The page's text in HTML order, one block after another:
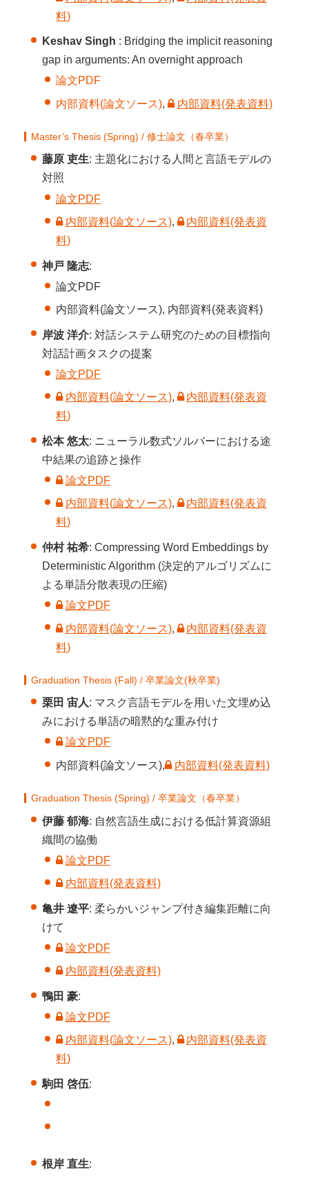
料)
Keshav Singh : Bridging the implicit reasoning
gap in arguments: An overnight approach
論文PDF
内部資料(論文ソース), 内部資料(発表資料)
Master’s Thesis (Spring) / 修士論文（春卒業）
藤原 吏生: 主題化における人間と言語モデルの
対照
論文PDF
内部資料(論文ソース),
内部資料(発表資
料)
神戸 隆志:
論文PDF
内部資料(論文ソース), 内部資料(発表資料)
岸波 洋介: 対話システム研究のための目標指向
対話計画タスクの提案
論文PDF
内部資料(論文ソース),
内部資料(発表資
料)
松本 悠太: ニューラル数式ソルバーにおける途
中結果の追跡と操作
論文PDF
内部資料(論文ソース),
内部資料(発表資
料)
仲村 祐希: Compressing Word Embeddings by
Deterministic Algorithm (決定的アルゴリズムに
よる単語分散表現の圧縮)
論文PDF
内部資料(論文ソース),
内部資料(発表資
料)
Graduation Thesis (Fall) / 卒業論文(秋卒業)
栗田 宙人: マスク言語モデルを用いた文埋め込
みにおける単語の暗黙的な重み付け
論文PDF
内部資料(論文ソース),
内部資料(発表資料)
Graduation Thesis (Spring) / 卒業論文（春卒業）
伊藤 郁海: 自然言語生成における低計算資源組
織間の協働
論文PDF
内部資料(発表資料)
亀井 遼平: 柔らかいジャンプ付き編集距離に向
けて
論文PDF
内部資料(発表資料)
鴨田 豪:
論文PDF
内部資料(論文ソース),
内部資料(発表資
料)
駒田 啓伍:
根岸 直生: